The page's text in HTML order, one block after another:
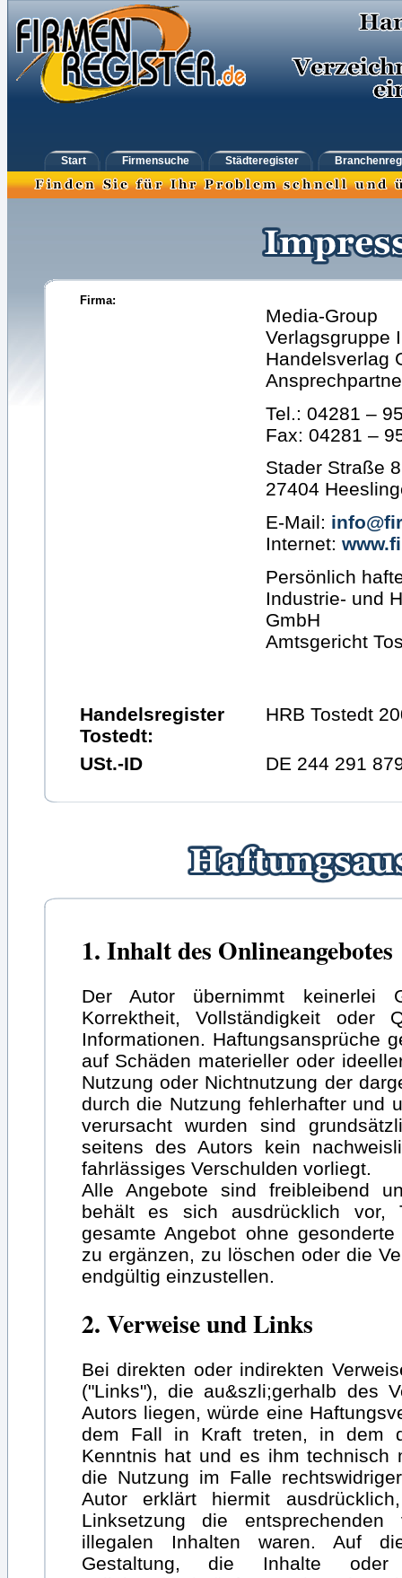
Start Firmensuche Städteregister
Firma:
Media-Group
Verlagsgruppe
Handelsverlag
Tel.: 04281 –
Fax: 04281 –
Stader Straße 8
27404
E-Mail:
Internet:
Persönlich
Industrie- und
GmbH
Amtsgericht
Handelsregister
Tostedt:
HRB Tostedt
USt.-ID DE 244 291
1. Inhalt des Onlineangebotes
Der Autor übernimmt keinerlei
Korrektheit, Vollständigkeit oder
Informationen. Haftungsansprüche
auf Schäden materieller oder
Nutzung oder Nichtnutzung der
durch die Nutzung fehlerhafter und
verursacht wurden sind
seitens des Autors kein
fahrlässiges Verschulden vorliegt.
Alle Angebote sind freibleibend
behält es sich ausdrücklich
gesamte Angebot ohne
zu ergänzen, zu löschen oder die
endgültig einzustellen.
2. Verweise und Links
Bei direkten oder indirekten
("Links"), die au&szli;gerhalb des
Autors liegen, würde eine
dem Fall in Kraft treten, in dem
Kenntnis hat und es ihm technisch
die Nutzung im Falle
Autor erklärt hiermit
Linksetzung die
illegalen Inhalten waren. Auf
Gestaltung, die Inhalte